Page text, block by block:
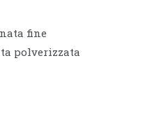
fine
polverizzata